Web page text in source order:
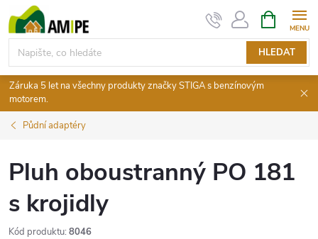
na
obsah
HLEDAT
NÁKUPNÍ
KOŠÍK
Záruka 5 let na všechny produkty značky STIGA s benzínovým
motorem.
Půdní adaptéry
Pluh oboustranný PO 181
s krojidly
Kód produktu: 8046